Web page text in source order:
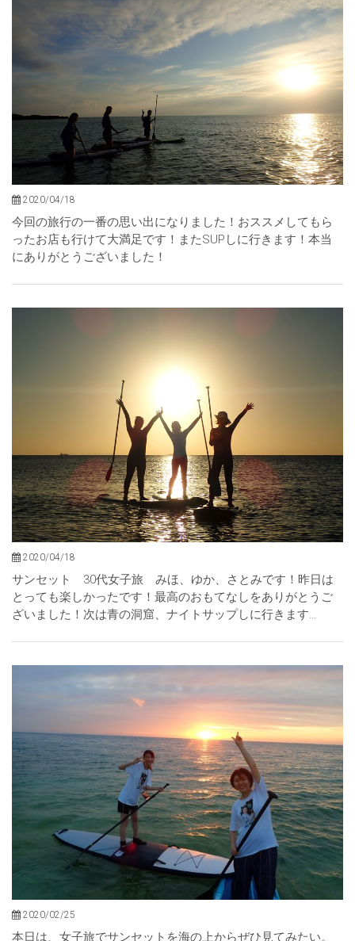
（ご感想）旅行の一番の思い出になりまし
た！
2020/04/18
今回の旅行の一番の思い出になりました！おススメしてもら
ったお店も行けて大満足です！またSUPしに行きます！本当
にありがとうございました！
（ご感想）最高のおもてなしをありがとうご
ざいました！
2020/04/18
サンセット 30代女子旅 みほ、ゆか、さとみです！昨日は
とっても楽しかったです！最高のおもてなしをありがとうご
ざいました！次は青の洞窟、ナイトサップしに行きます…
最高の夕日！！沖縄のサンセットは癒しの極
2020/02/25
本日は、女子旅でサンセットを海の上からぜひ見てみたい。